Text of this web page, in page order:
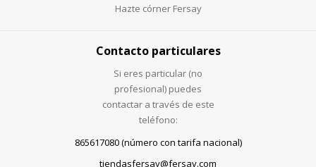
Hazte córner Fersay
Contacto particulares
Si eres particular (no
profesional) puedes
contactar a través de este
teléfono:
865617080 (número con tarifa nacional)
tiendasfersay@fersay.com